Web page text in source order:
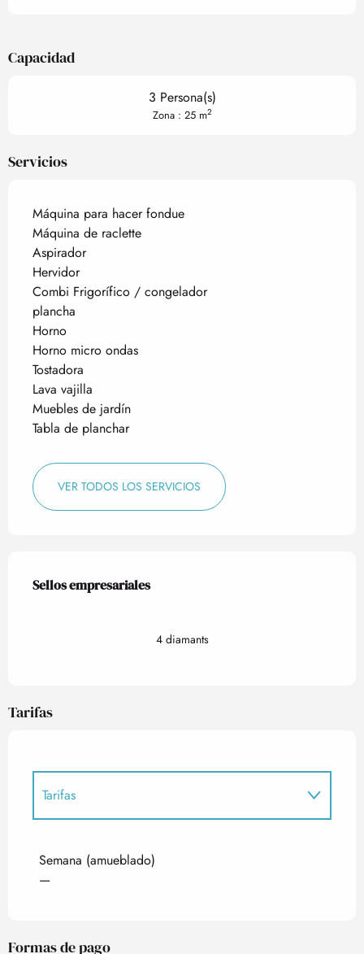
Capacidad
3 Persona(s)
Zona : 25 m2
Servicios
Máquina para hacer fondue
Máquina de raclette
Aspirador
Hervidor
Combi Frigorífico / congelador
plancha
Horno
Horno micro ondas
Tostadora
Lava vajilla
Muebles de jardín
Tabla de planchar
VER TODOS LOS SERVICIOS
Oferta de prestaciones
Sellos empresariales
Sellos empresariales
4 diamants
Tarifas
Tarifas
Semana (amueblado)
—
Formas de pago